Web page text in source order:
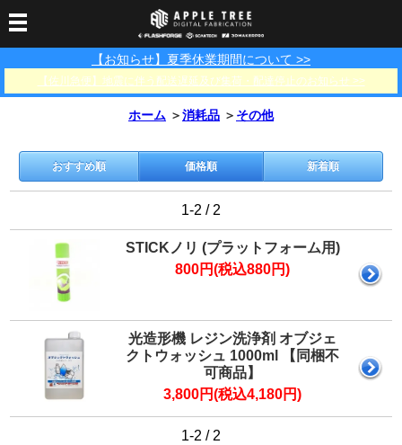
【お知らせ】夏季休業期間について >>
【佐川急便】地震に伴う配送遅延及び集荷・配達停止のお知らせ >>
3Dプリンター
3Dプリンター一覧 FLASHFORGE Bambu Lab
3Dスキャナー
3DMakerpro
フィラメント一覧 FLASHFORGE Bambu Lab
FusRock その他
光造形用レジン
DLP用レジン LCD用レジン エキマテ レジン
消耗品
部品
工具類
その他
フィラメント乾燥・防
湿ボックス
燥剤
PP用タックシート
在庫処分セール
お問い合わせ ダウンロード FAQ
ショールーム
オフィシャルサイト
法人窓口
マイページ
カートを見る
ホーム ＞消耗品 ＞ その他
おすすめ順 価格順 新着順
1-2 / 2
STICKノリ (プラットフォーム用)
800円(税込880円)
光造形機 レジン洗浄剤 オブジェ
クトウォッシュ 1000ml 【同梱不
可商品】
3,800円(税込4,180円)
1-2 / 2